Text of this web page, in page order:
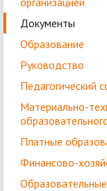
Документы
Образование
Руководство
Педагогический
Материально-
Платные
Финансово-